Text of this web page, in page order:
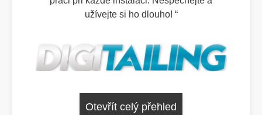
užívejte si ho dlouho!
Otevřít celý přehled